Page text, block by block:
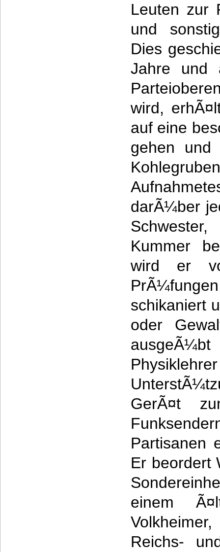
Leuten zur
und
Dies
Jahre und
wird,
auf eine
gehen
darÃ¼ber
Kummer
wird er
schikaniert
oder
GerÃ¤t
Partisanen
Er beordert
einem
Reichs-